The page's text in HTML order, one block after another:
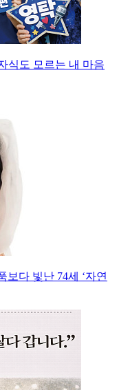
식도 모르는 내 마음
다 빛난 74세 ‘자연